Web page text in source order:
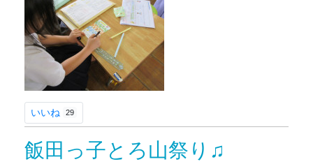
いいね 29
飯田っ子とろ山祭り♫